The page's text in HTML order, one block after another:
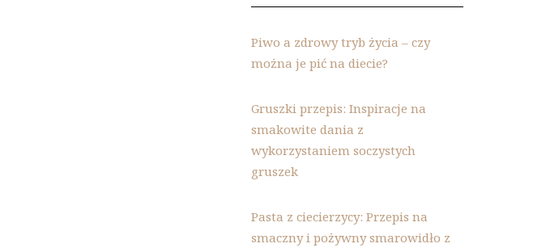
Piwo a zdrowy tryb życia – czy
można je pić na diecie?
Gruszki przepis: Inspiracje na
smakowite dania z
wykorzystaniem soczystych
gruszek
Pasta z ciecierzycy: Przepis na
smaczny i pożywny smarowidło z